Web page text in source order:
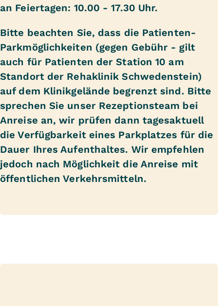
an Feiertagen: 10.00 - 17.30 Uhr.
Bitte beachten Sie, dass die Patienten-
Parkmöglichkeiten (gegen Gebühr - gilt
auch für Patienten der Station 10 am
Standort der Rehaklinik Schwedenstein)
auf dem Klinikgelände begrenzt sind. Bitte
sprechen Sie unser Rezeptionsteam bei
Anreise an, wir prüfen dann tagesaktuell
die Verfügbarkeit eines Parkplatzes für die
Dauer Ihres Aufenthaltes. Wir empfehlen
jedoch nach Möglichkeit die Anreise mit
öffentlichen Verkehrsmitteln.